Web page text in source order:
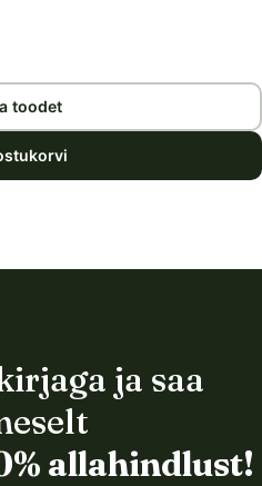
toodet
ja saa
allahindlust!